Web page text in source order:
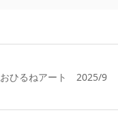
おひるねアート 2025/9